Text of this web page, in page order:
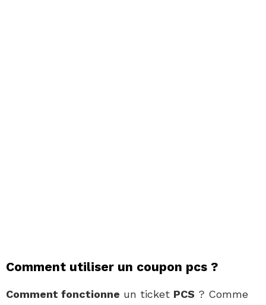
Comment utiliser un coupon pcs ?
Comment fonctionne un ticket PCS ? Comme